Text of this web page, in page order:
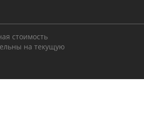
стоимость
на текущую